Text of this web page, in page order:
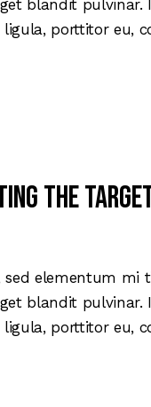
blandit
porttitor eu,
the
elementum mi
blandit
porttitor eu,